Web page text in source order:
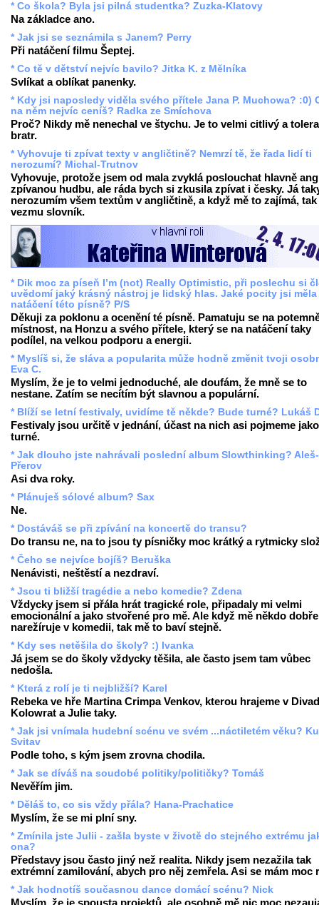
* Co škola? Byla jsi pilná studentka? Zuzka-Klatovy
Na základce ano.
* Jak jsi se seznámila s Janem? Perry
Při natáčení filmu Šeptej.
* Co tě v dětství nejvíc bavilo? Jitka K. z Mělníka
Svlíkat a oblíkat panenky.
* Kdy jsi naposledy viděla svého přítele Jana P. Muchowa? :0)
na něm nejvíc ceníš? Radka ze Smíchova
Proč? Nikdy mě nenechal ve štychu. Je to velmi citlivý a
bratr.
* Vyhovuje ti zpívat texty v angličtině? Nemrzí tě, že řada lidí ti
nerozumí? Michal-Trutnov
Vyhovuje, protože jsem od mala zvyklá poslouchat hlavně
zpívanou hudbu, ale ráda bych si zkusila zpívat i česky. Já
nerozumím všem textům v angličtině, a když mě to zajímá, tak
vezmu slovník.
* Dik moc za píseň I’m (not) Really Optimistic, při poslechu si
uvědomí jaký krásný nástroj je lidský hlas. Jaké pocity jsi měla
natáčení této písně? P/S
Děkuji za poklonu a ocenění té písně. Pamatuju se na
místnost, na Honzu a svého přítele, který se na natáčení taky
podílel, na velkou podporu a energii.
* Myslíš si, že sláva a popularita může hodně změnit tvoji
Eva C.
Myslím, že je to velmi jednoduché, ale doufám, že mně se to
nestane. Zatím se necítím být slavnou a populární.
* Blíží se letní festivaly, uvidíme tě někde? Bude turné? Lukáš
Festivaly jsou určitě v jednání, účast na nich asi pojmeme jako
turné.
* Jak dlouho jste nahrávali poslední album Slowthinking? Aleš-
Přerov
Asi dva roky.
* Plánuješ sólové album? Sax
Ne.
* Dostáváš se při zpívání na koncertě do transu?
Do transu ne, na to jsou ty písničky moc krátký a rytmicky
* Čeho se nejvíce bojíš? Beruška
Nenávisti, neštěstí a nezdraví.
* Jsou ti bližší tragédie a nebo komedie? Zdena
Vždycky jsem si přála hrát tragické role, připadaly mi velmi
emocionální a jako stvořené pro mě. Ale když mě někdo dobře
narežíruje v komedii, tak mě to baví stejně.
* Kdy ses netěšila do školy? :) Ivanka
Já jsem se do školy vždycky těšila, ale často jsem tam vůbec
nedošla.
* Která z rolí je ti nejbližší? Karel
Rebeka ve hře Martina Crimpa Venkov, kterou hrajeme v
Kolowrat a Julie taky.
* Jak jsi vnímala hudební scénu ve svém ...náctiletém věku?
Svitav
Podle toho, s kým jsem zrovna chodila.
* Jak se díváš na soudobé politiky/političky? Tomáš
Nevěřím jim.
* Děláš to, co sis vždy přála? Hana-Prachatice
Myslím, že se mi plní sny.
* Zmínila jste Julii - zašla byste v životě do stejného extrému
ona?
Představy jsou často jiný než realita. Nikdy jsem nezažila tak
extrémní zamilování, abych pro něj zemřela. Asi se mám moc
* Jak hodnotíš současnou dance domácí scénu? Nick